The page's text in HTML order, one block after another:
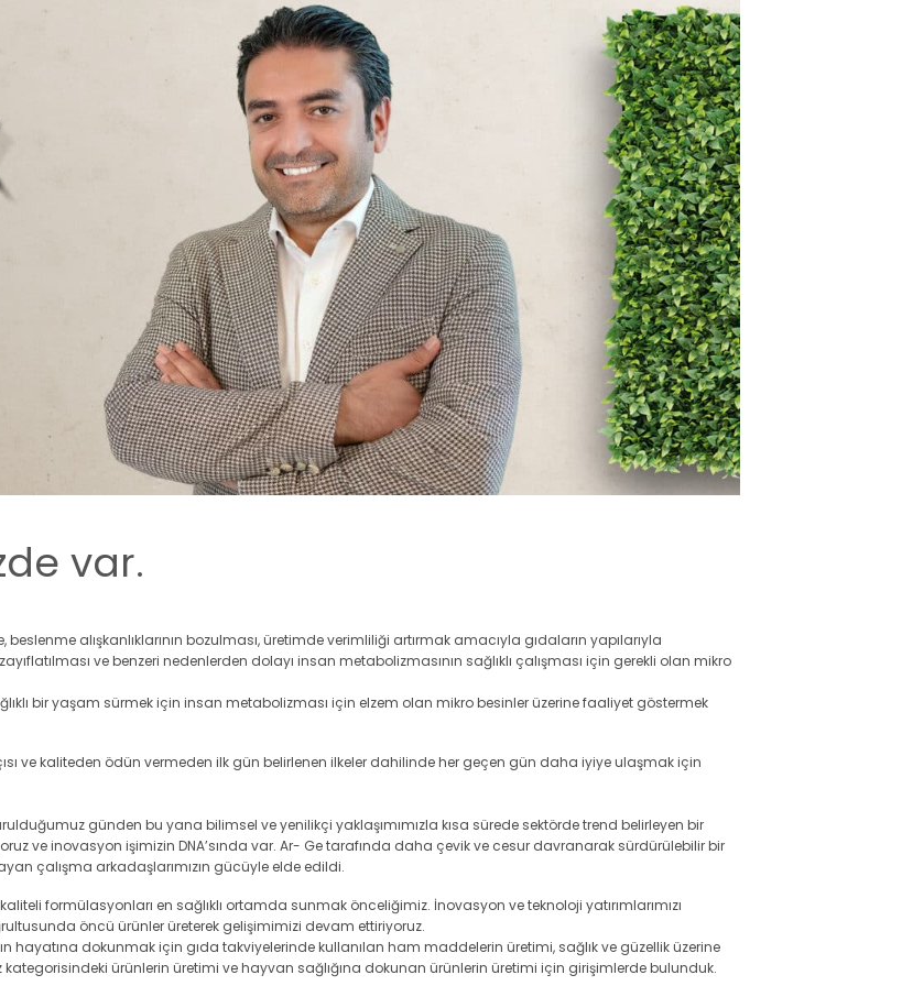
var.
alışkanlıklarının bozulması, üretimde verimliliği artırmak amacıyla gıdaların yapılarıyla
ve benzeri nedenlerden dolayı insan metabolizmasının sağlıklı çalışması için gerekli olan mikro
bir yaşam sürmek için insan metabolizması için elzem olan mikro besinler üzerine faaliyet göstermek
ve kaliteden ödün vermeden ilk gün belirlenen ilkeler dahilinde her geçen gün daha iyiye ulaşmak için
günden bu yana bilimsel ve yenilikçi yaklaşımımızla kısa sürede sektörde trend belirleyen bir
ve inovasyon işimizin DNA’sında var. Ar- Ge tarafında daha çevik ve cesur davranarak sürdürülebilir bir
çalışma arkadaşlarımızın gücüyle elde edildi.
formülasyonları en sağlıklı ortamda sunmak önceliğimiz. İnovasyon ve teknoloji yatırımlarımızı
öncü ürünler üreterek gelişimimizi devam ettiriyoruz.
hayatına dokunmak için gıda takviyelerinde kullanılan ham maddelerin üretimi, sağlık ve güzellik üzerine
ürünlerin üretimi ve hayvan sağlığına dokunan ürünlerin üretimi için girişimlerde bulunduk.